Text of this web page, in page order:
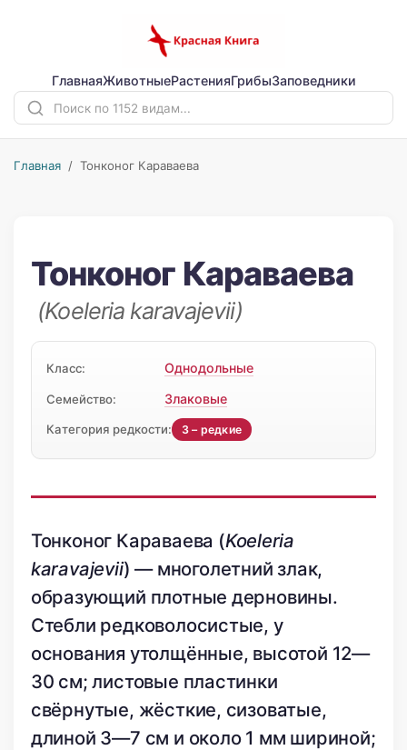
ГлавнаяЖивотныеРастенияГрибыЗаповедники
Главная / Тонконог Караваева
Тонконог Караваева
(Koeleria karavajevii)
Класс: Однодольные
Семейство: Злаковые
Категория редкости: 3 – редкие
Тонконог Караваева (Koeleria
karavajevii) — многолетний злак,
образующий плотные дерновины.
Стебли редковолосистые, у
основания утолщённые, высотой 12—
30 см; листовые пластинки
свёрнутые, жёсткие, сизоватые,
длиной 3—7 см и около 1 мм шириной;